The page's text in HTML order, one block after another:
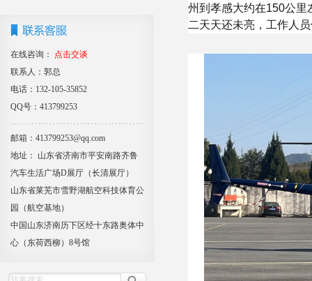
在线咨询：
点击交谈
联系人：郭总
电话：132-105-35852
QQ号：413799253
邮箱：413799253@qq.com
地址： 山东省济南市平安南路齐鲁
汽车生活广场D展厅（长清展厅）
山东省莱芜市雪野湖航空科技体育公
园（航空基地）
中国山东济南历下区经十东路奥体中
心（东荷西柳）8号馆
州到孝感大约在150公里
二天天还未亮，工作人